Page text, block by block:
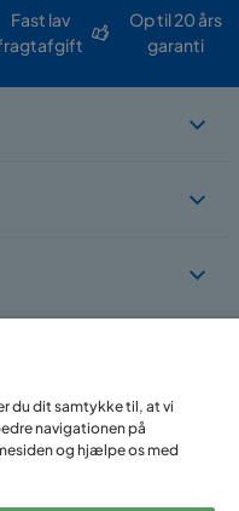
Fast lav
Op til 20 års
garanti
lande
du dit samtykke til, at vi
navigationen på
og hjælpe os med